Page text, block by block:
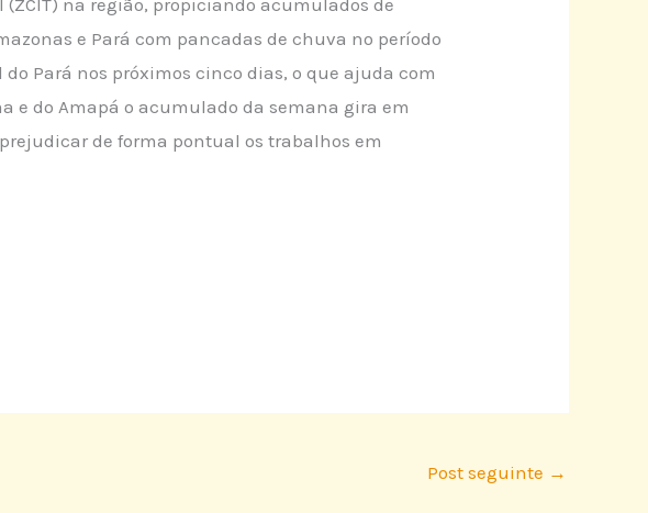
e Pará com pancadas de chuva no período
Pará nos próximos cinco dias, o que ajuda com
e do Amapá o acumulado da semana gira em
de forma pontual os trabalhos em
Post seguinte →